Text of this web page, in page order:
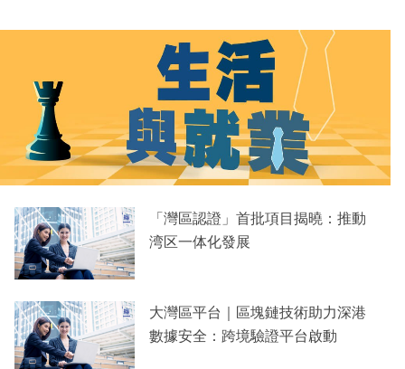
「灣區認證」首批項目揭曉：推動
湾区一体化發展
大灣區平台｜區塊鏈技術助力深港
數據安全：跨境驗證平台啟動